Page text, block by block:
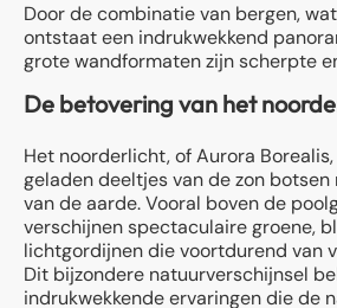
Door de combinatie van bergen,
ontstaat een indrukwekkend
grote wandformaten zijn scherpte
De betovering van het
Het noorderlicht, of Aurora
geladen deeltjes van de zon
van de aarde. Vooral boven de
verschijnen spectaculaire groene,
lichtgordijnen die voortdurend van
Dit bijzondere natuurverschijnsel
indrukwekkende ervaringen die de